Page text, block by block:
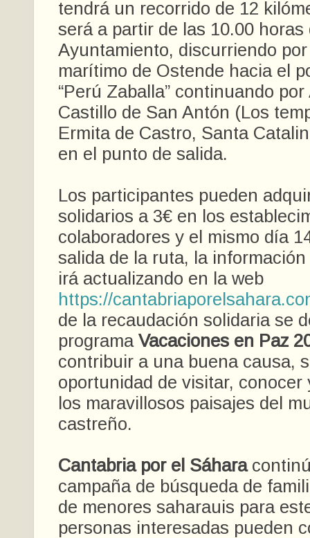
tendrá un recorrido de 12
será a partir de las 10.00 horas
Ayuntamiento, discurriendo
marítimo de Ostende hacia el
“Perú Zaballa” continuando
Castillo de San Antón (Los
Ermita de Castro, Santa
en el punto de salida.
Los participantes pueden
solidarios a 3€ en los
colaboradores y el mismo día
salida de la ruta, la
irá actualizando en la web
https://
de la recaudación solidaria se
programa Vacaciones en Paz
contribuir a una buena causa,
oportunidad de visitar, conocer
los maravillosos paisajes del
castreño.
Cantabria por el Sáhara
campaña de búsqueda de
de menores saharauis para
personas interesadas pueden